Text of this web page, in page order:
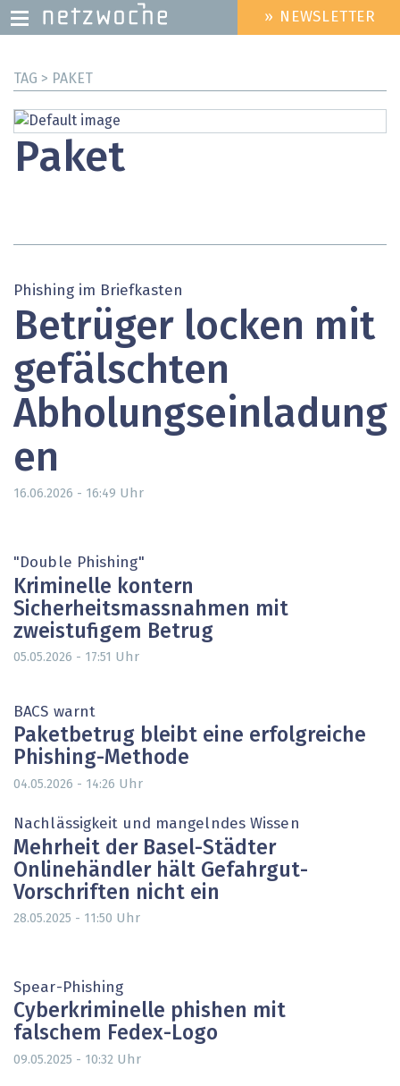
zum
HEADER
MENU
» NEWSLETTER
TAG > PAKET
Paket
Phishing im Briefkasten
Betrüger locken mit
gefälschten
Abholungseinladung
en
16.06.2026 - 16:49 Uhr
"Double Phishing"
Kriminelle kontern
Sicherheitsmassnahmen mit
zweistufigem Betrug
05.05.2026 - 17:51 Uhr
BACS warnt
Paketbetrug bleibt eine erfolgreiche
Phishing-Methode
04.05.2026 - 14:26 Uhr
Nachlässigkeit und mangelndes Wissen
Mehrheit der Basel-Städter
Onlinehändler hält Gefahrgut-
Vorschriften nicht ein
28.05.2025 - 11:50 Uhr
Spear-Phishing
Cyberkriminelle phishen mit
falschem Fedex-Logo
09.05.2025 - 10:32 Uhr